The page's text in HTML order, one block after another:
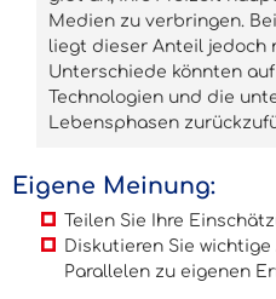
Medien zu verbringen.
liegt dieser Anteil jedoch
Unterschiede könnten
Technologien und die
Lebensphasen
Eigene Meinung:
Teilen Sie Ihre
Diskutieren Sie
Parallelen zu eigenen